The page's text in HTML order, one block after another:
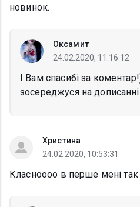
новинок.
Оксамит
24.02.2020, 11:16:12
І Вам спасибі за
зосереджуся на
Христина
24.02.2020, 10:53:31
Класноооо в перше мені так